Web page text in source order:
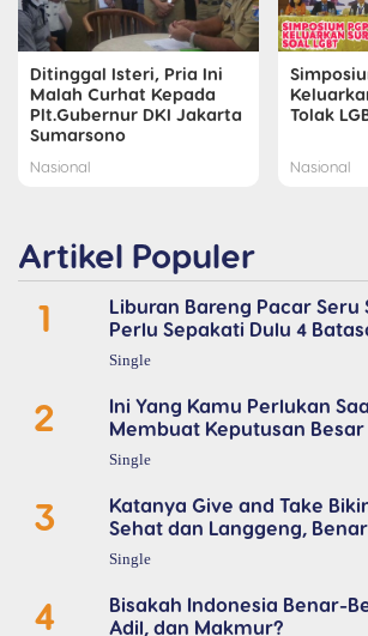
Ditinggal Isteri, Pria Ini
Malah Curhat Kepada
Plt.Gubernur DKI Jakarta
Sumarsono
Nasional
Tolak
Nasional
Artikel Populer
1
Liburan Bareng Pacar Seru
Perlu Sepakati Dulu 4
Single
2
Ini Yang Kamu Perlukan
Membuat Keputusan
Single
3
Katanya Give and Take
Sehat dan Langgeng,
Single
4
Bisakah Indonesia Benar-
Adil, dan Makmur?